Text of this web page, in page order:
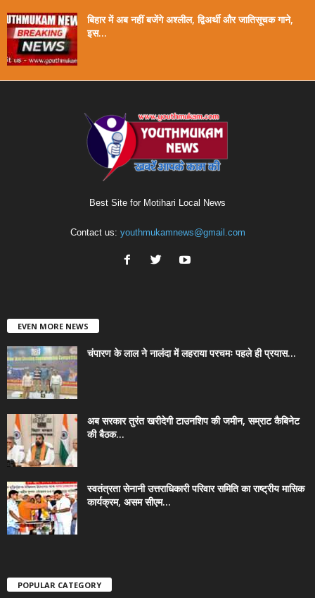
बिहार में अब नहीं बजेंगे अश्लील, द्विअर्थी और जातिसूचक गाने,
इस...
Best Site for Motihari Local News
Contact us: youthmukamnews@gmail.com
EVEN MORE NEWS
चंपारण के लाल ने नालंदा में लहराया परचमः पहले ही प्रयास...
अब सरकार तुरंत खरीदेगी टाउनशिप की जमीन, सम्राट कैबिनेट
की बैठक...
स्वतंत्रता सेनानी उत्तराधिकारी परिवार समिति का राष्ट्रीय मासिक
कार्यक्रम, असम सीएम...
POPULAR CATEGORY